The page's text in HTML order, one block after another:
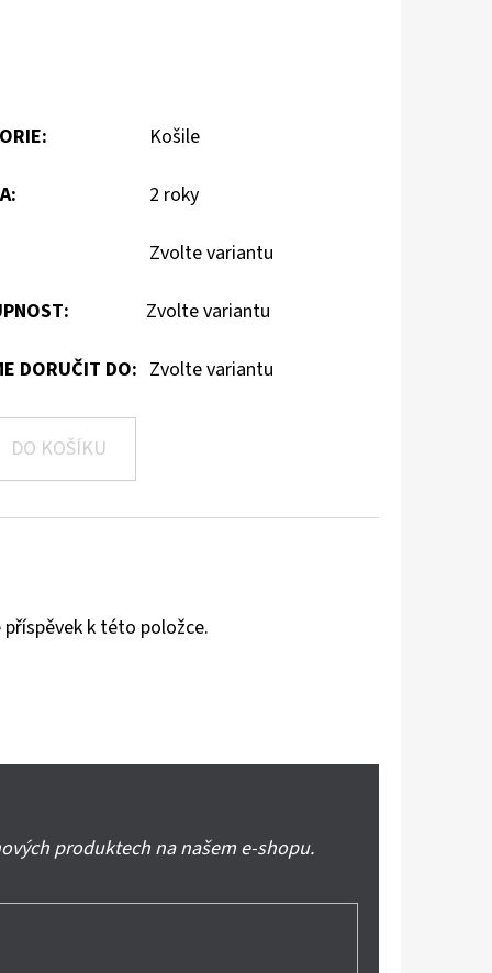
: Košile
: 2 roky
Zvolte variantu
Zvolte variantu
DORUČIT DO: Zvolte variantu
DO KOŠÍKU
k této položce.
produktech na našem e-shopu.